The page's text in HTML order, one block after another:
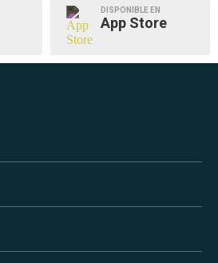
DISPONIBLE EN
App Store